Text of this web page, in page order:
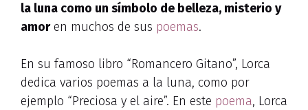
la luna como un símbolo de belleza, misterio y
amoren muchos de sus poemas.
En su famoso libro “Romancero Gitano”, Lorca
dedica varios poemas a la luna, como por
ejemplo “Preciosa y el aire”. En este poema, Lorca